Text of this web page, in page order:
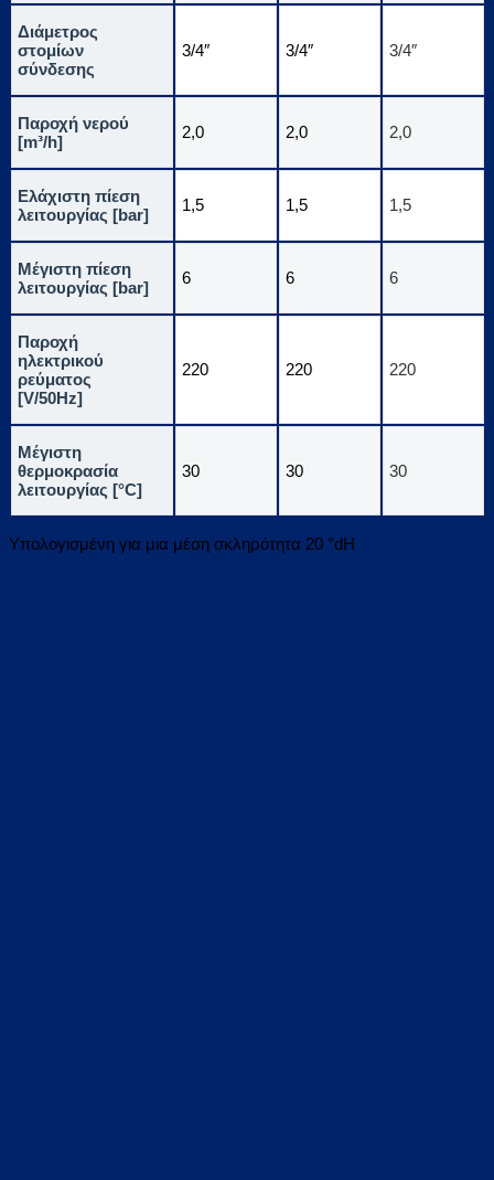
Διάμετρος
στομίων
σύνδεσης
3/4″ 3/4″ 3/4″
Παροχή νερού
[m³/h]
2,0 2,0 2,0
Ελάχιστη πίεση
λειτουργίας [bar]
1,5 1,5 1,5
Μέγιστη πίεση
λειτουργίας [bar]
6 6 6
Παροχή
ηλεκτρικού
ρεύματος
[V/50Hz]
220 220 220
Μέγιστη
θερμοκρασία
λειτουργίας [°C]
30 30 30
Υπολογισμένη για μια μέση σκληρότητα 20 °dH